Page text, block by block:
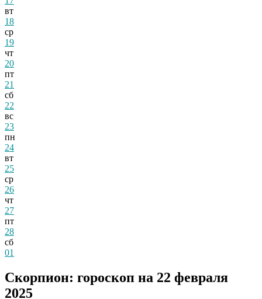
вт
18
ср
19
чт
20
пт
21
сб
22
вс
23
пн
24
вт
25
ср
26
чт
27
пт
28
сб
01
Скорпион: гороскоп на 22 февраля
2025